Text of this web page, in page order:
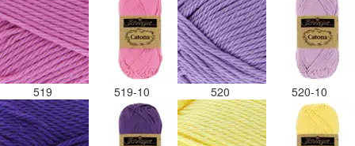
519 519-10 520 520-10